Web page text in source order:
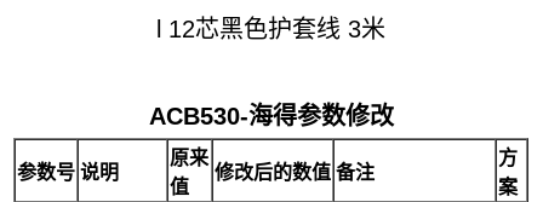
l 12芯黑色护套线 3米
ACB530-海得参数修改
参数号 说明
原来
值
修改后的数值 备注
方
案